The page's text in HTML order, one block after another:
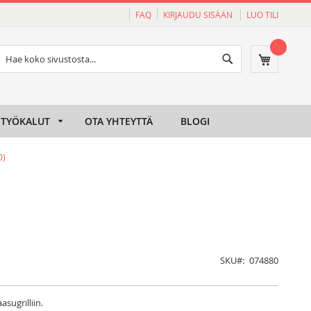
FAQ KIRJAUDU SISÄÄN LUO TILI
Ostoskori
TYÖKALUT OTA YHTEYTTÄ BLOGI
SKU 074880